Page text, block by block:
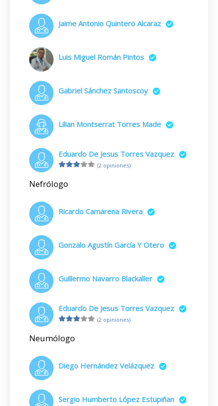
Jaime Antonio Quintero Alcaraz
Luis Miguel Román Pintos
Gabriel Sánchez Santoscoy
Lilian Montserrat Torres Made
Eduardo De Jesus Torres Vazquez
(2 opiniones)
Nefrólogo
Ricardo Camarena Rivera
Gonzalo Agustín García Y Otero
Guillermo Navarro Blackaller
Eduardo De Jesus Torres Vazquez
(2 opiniones)
Neumólogo
Diego Hernández Velázquez
Sergio Humberto López Estupiñan